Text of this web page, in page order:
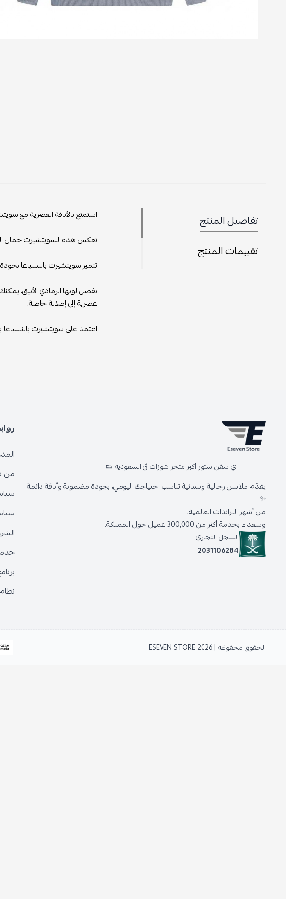
تفاصيل المنتج
تقييمات المنتج
استمتع بالأناقة العصرية مع
تعكس هذه السويتشيرت جمال
تتميز سويتشيرت بالنسياغا
بفضل لونها الرمادي الأنيق،
عصرية إلى إطلالة خاصة.
اعتمد على سويتشيرت بالنسياغا
اي سفن ستور أكبر متجر شوزات في السعودية 👟
يقدّم ملابس رجالية ونسائية تناسب احتياجك اليومي، بجودة مضمونة وأناقة دائمة
✨
من أشهر البراندات العالمية،
وسعداء بخدمة أكثر من 300,000 عميل حول المملكة.
السجل التجاري
2031106284
من
الحقوق محفوظة | 2026 ESEVEN STORE